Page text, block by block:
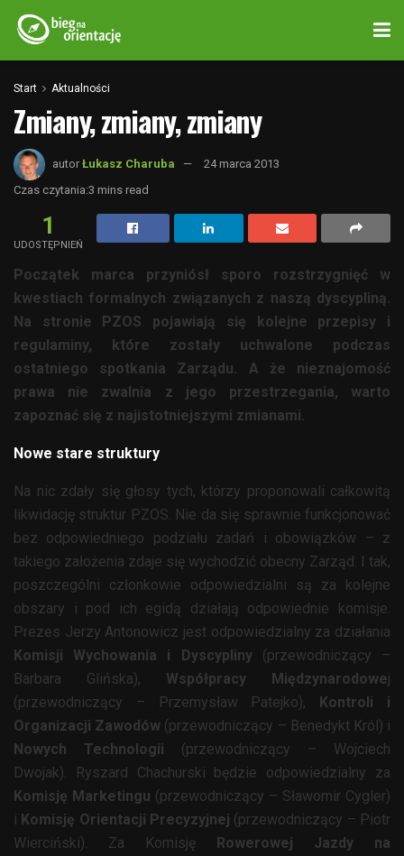
Start Aktualności
Zmiany, zmiany, zmiany
autor Łukasz Charuba
24 marca 2013
Czas czytania:3 mins read
1
UDOSTĘPNIEŃ
Początek marca przyniósł sporo rozstrzygnięć w
kwestiach formalnych związanych z naszą dyscypliną.
Na stronie PZOS pojawiają się kolejne przepisy i
regulaminy, które zostały uchwalone podczas
ostatniego spotkania Zarządu. A że nieznajomość
prawa nie zwalnia z jego przestrzegania, warto
zapoznać się z najistotniejszymi zmianami.
Nowe stare struktury
Na nic zdały się głosy tych, którzy proponowali całkowitą
likwidację struktur PZOS. Nie da się sprawnie funkcjonować
bez odpowiedniego podziału zadań i obowiązków – z
takiego założenia zdaje się wychodzić obecny Zarząd. I tak,
poszczególni członkowie odpowiedzialni są za kolejne
obszary i pod ich egidą działają odpowiednie komisje.
Prezes Jerzy Antonowicz jest odpowiedzialny za działania
Komisji Wychowania i Dyscypliny(przewodniczący –
Barbara Glińska), Współpracy Międzynarodowej
(przewodniczący – Przemysław Patejko), Kontroli i
Organizacji Zawodów (przewodniczący – Benedykt Król) i
Nowych Technologii (przewodniczący – Wojciech
Dwojak). Ryszard Chachurski będzie odpowiedzialny za
Komisję Marketingu (przewodniczący – Sławomir Cygler)
i Komisję Orientacji Precyzyjnej (przewodniczący – Piotr
Wierciński). Za Komisję Rowerowej Jazdy na